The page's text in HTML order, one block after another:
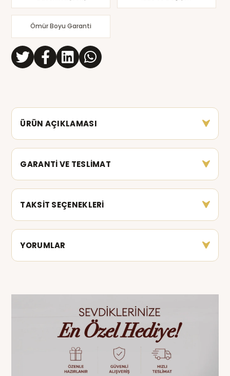
Ömür Boyu Garanti
ÜRÜN AÇIKLAMASI
GARANTİ VE TESLİMAT
TAKSİT SEÇENEKLERİ
YORUMLAR